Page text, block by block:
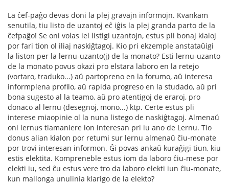
La ĉef-paĝo devas doni la plej gravajn informojn. Kvankam
senutila, tiu listo de uzantoj eĉ iĝis la plej granda parto de la
ĉefpaĝo! Se oni volas iel listigi uzantojn, estus pli bonaj kialoj
por fari tion ol iliaj naskiĝtagoj. Kio pri ekzemple anstataŭigi
la liston per la lernu-uzanto(j) de la monato? Esti lernu-uzanto
de la monato povus okazi pro elstara laboro en la retejo
(vortaro, traduko...) aŭ partopreno en la forumo, aŭ interesa
informplena profilo, aŭ rapida progreso en la studado, aŭ pri
bona sugesto al la teamo, aŭ pro atentigoj de eraroj, pro
donaco al lernu (desegnoj, mono...) ktp. Certe estus pli
interese miaopinie ol la nuna listego de naskiĝtagoj. Almenaŭ
oni lernus tiamaniere ion interesan pri iu ano de Lernu. Tio
donus alian kialon por retumi sur lernu almenaŭ ĉiu-monate
por trovi interesan informon. Ĝi povas ankaŭ kuraĝigi tiun, kiu
estis elektita. Kompreneble estus iom da laboro ĉiu-mese por
elekti iu, sed ĉu estus vere tro da laboro elekti iun ĉiu-monate,
kun mallonga unulinia klarigo de la elekto?